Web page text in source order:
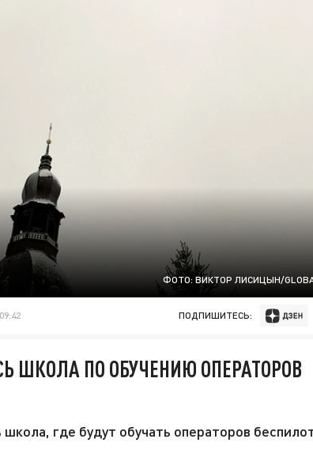
ФОТО: ВИКТОР ЛИСИЦЫН/
ПОДПИШИТЕСЬ:
ШКОЛА ПО ОБУЧЕНИЮ ОПЕРАТОРОВ
где будут обучать операторов